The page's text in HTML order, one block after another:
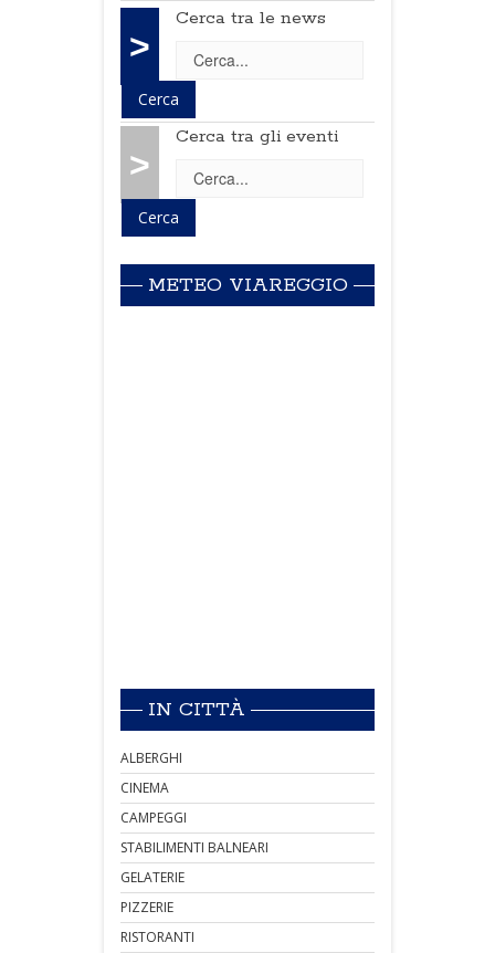
>
Cerca tra le news
>
Cerca tra gli eventi
METEO VIAREGGIO
IN CITTÀ
ALBERGHI
CINEMA
CAMPEGGI
STABILIMENTI BALNEARI
GELATERIE
PIZZERIE
RISTORANTI